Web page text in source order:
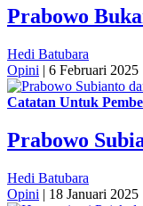
Prabowo
Hedi Batubara
Opini | 6 Februari 2025
Catatan Untuk
Prabowo
Hedi Batubara
Opini | 18 Januari 2025